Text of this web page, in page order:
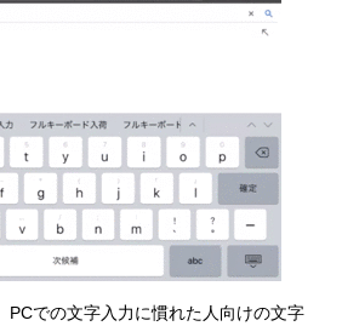
PCでの文字入力に慣れた人向けの文字